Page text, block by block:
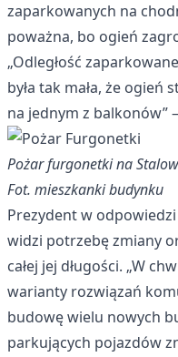
zaparkowanych na
poważna, bo ogień
„Odległość
była tak mała, że ogień
na jednym z balkonów”
Pożar furgonetki na
Fot. mieszkanki budynku
Prezydent w
widzi potrzebę zmiany
całej jej długości. „W
warianty rozwiązań
budowę wielu nowych
parkujących pojazdów